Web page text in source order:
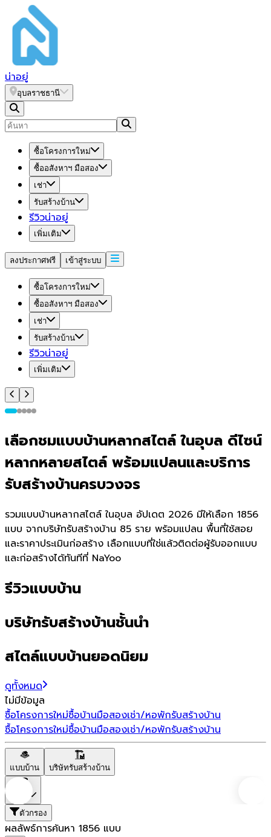
น่าอยู่
อุบลราชธานี
ซื้อโครงการใหม่
ซื้ออสังหาฯ มือสอง
เช่า
รับสร้างบ้าน
รีวิวน่าอยู่
เพิ่มเติม
ลงประกาศฟรี เข้าสู่ระบบ
ซื้อโครงการใหม่
ซื้ออสังหาฯ มือสอง
เช่า
รับสร้างบ้าน
รีวิวน่าอยู่
เพิ่มเติม
เลือกชมแบบบ้านหลากสไตล์ ในอุบล ดีไซน์
หลากหลายสไตล์ พร้อมแปลนและบริการ
รับสร้างบ้านครบวงจร
รวมแบบบ้านหลากสไตล์ ในอุบล อัปเดต 2026 มีให้เลือก 1856
แบบ จากบริษัทรับสร้างบ้าน 85 ราย พร้อมแปลน พื้นที่ใช้สอย
และราคาประเมินก่อสร้าง เลือกแบบที่ใช่แล้วติดต่อผู้รับออกแบบ
และก่อสร้างได้ทันทีที่ NaYoo
รีวิวแบบบ้าน
บริษัทรับสร้างบ้านชั้นนำ
สไตล์แบบบ้านยอดนิยม
ดูทั้งหมด
ไม่มีข้อมูล
ซื้อโครงการใหม่ซื้อบ้านมือสองเช่า/หอพักรับสร้างบ้าน
ซื้อโครงการใหม่ซื้อบ้านมือสองเช่า/หอพักรับสร้างบ้าน
แบบบ้าน บริษัทรับสร้างบ้าน
ตัวกรอง
ผลลัพธ์การค้นหา 1856 แบบ